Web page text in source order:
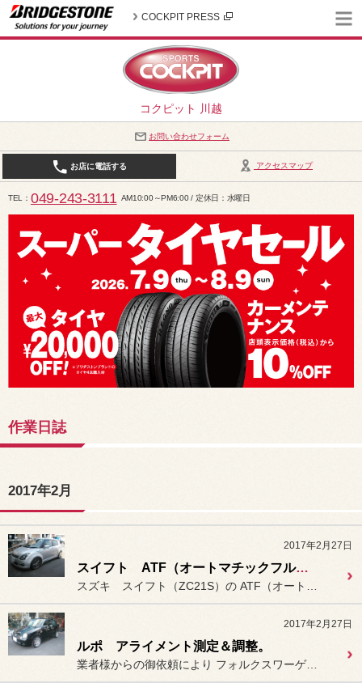
コクピット 川越
COCKPIT PRESS
お問い合わせフォーム
アクセスマップ
お店に電話する
TEL 049-243-3111 AM10:00～PM6:00 / 定休日：水曜日
作業日誌
2017年2月
2017年2月27日
スイフト ATF（オートマチックフルード）交換。
2017年2月27日
ルポ アライメント測定＆調整。
業者様からの御依頼により フォルクスワーゲン ルポ（GTI...